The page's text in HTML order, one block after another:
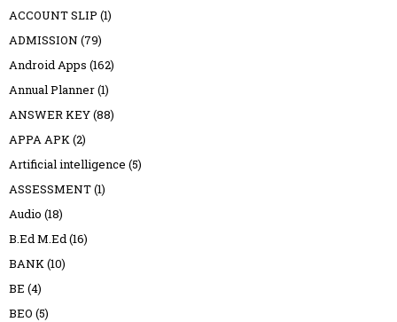
ACCOUNT SLIP (1)
ADMISSION (79)
Android Apps (162)
Annual Planner(1)
ANSWER KEY(88)
APPA APK(2)
Artificial intelligence (5)
ASSESSMENT(1)
Audio (18)
B.Ed M.Ed(16)
BANK(10)
BE (4)
BEO (5)